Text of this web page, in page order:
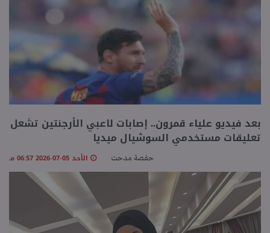
بعد فيديو علياء قمرون.. إصابات لاعبي الأرجنتين تشعل
تعليقات مستخدمي السوشيال ميديا
حفصة مدحت الأحد 05-07-2026 06:57 مـ